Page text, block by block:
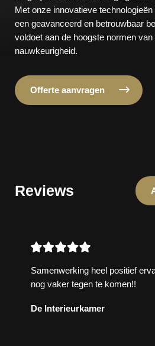
Met onze innovatieve
een geavanceerd en betrouwbaar
voldoet aan de hoogste normen
nauwkeurigheid.
Offerte aanvragen
Reviews
Samenwerking heel positief
nog vaker tegen te komen!!
De Interieurkamer